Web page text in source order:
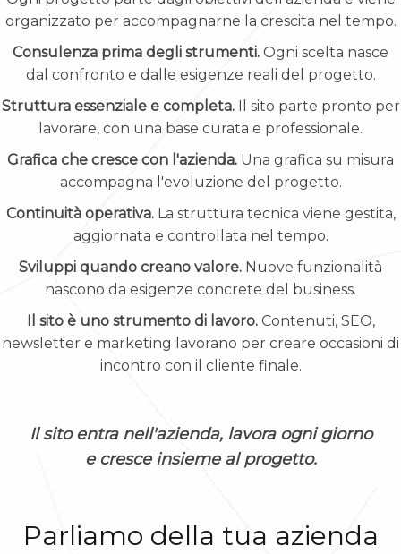
organizzato per accompagnarne la crescita nel tempo.
Consulenza prima degli strumenti. Ogni scelta nasce
dal confronto e dalle esigenze reali del progetto.
Struttura essenziale e completa.Il sito parte pronto per
lavorare, con una base curata e professionale.
Grafica che cresce con l'azienda. Una grafica su misura
accompagna l'evoluzione del progetto.
Continuità operativa.La struttura tecnica viene gestita,
aggiornata e controllata nel tempo.
Sviluppi quando creano valore. Nuove funzionalità
nascono da esigenze concrete del business.
Il sito è uno strumento di lavoro.Contenuti, SEO,
newsletter e marketing lavorano per creare occasioni di
incontro con il cliente finale.
Il sito entra nell'azienda, lavora ogni giorno
e cresce insieme al progetto.
Parliamo della tua azienda